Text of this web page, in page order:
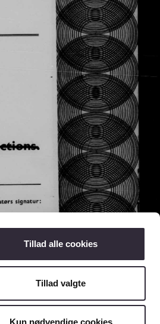
Tillad alle cookies
Tillad valgte
Kun nødvendige cookies